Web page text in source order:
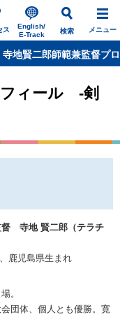
ス
English/
E-Track
検索 メニュー
寺地賢二郎師範兼監督プ
フィール -剣
督 寺地 賢二郎（テラチ
鹿児島県生まれ
。
団体、個人とも優勝。寛